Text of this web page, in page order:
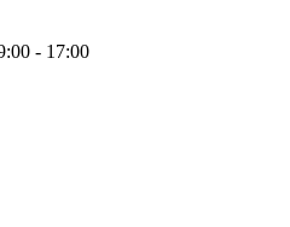
- 17:00